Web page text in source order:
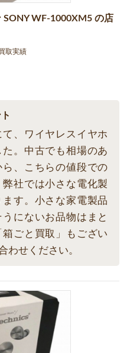
SONY WF-1000XM5 の店
取実績
、ワイヤレスイヤホ
。中古でも相場のあ
、こちらの値段での
社では小さな電化製
す。小さな家電製品
にないお品物はまと
ごと買取」もござい
わせください。